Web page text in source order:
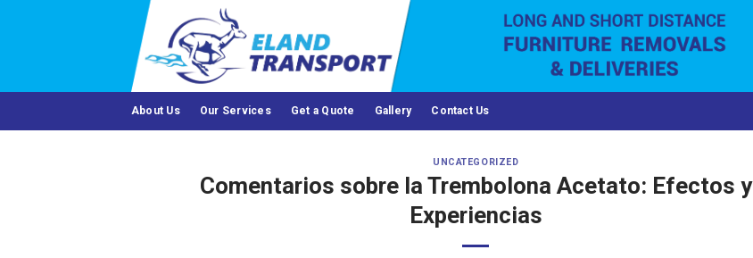
About Us Our Services Get a Quote Gallery Contact Us
UNCATEGORIZED
Comentarios sobre la Trembolona Acetato: Efectos y
Experiencias